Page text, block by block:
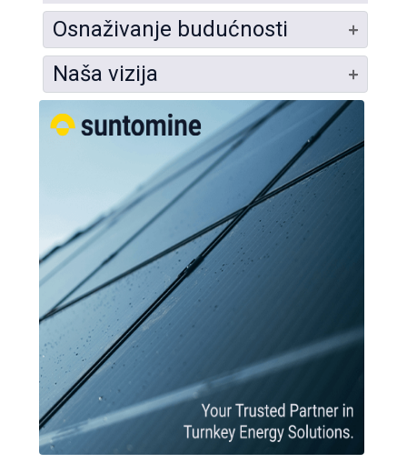
Osnaživanje budućnosti
Naša vizija